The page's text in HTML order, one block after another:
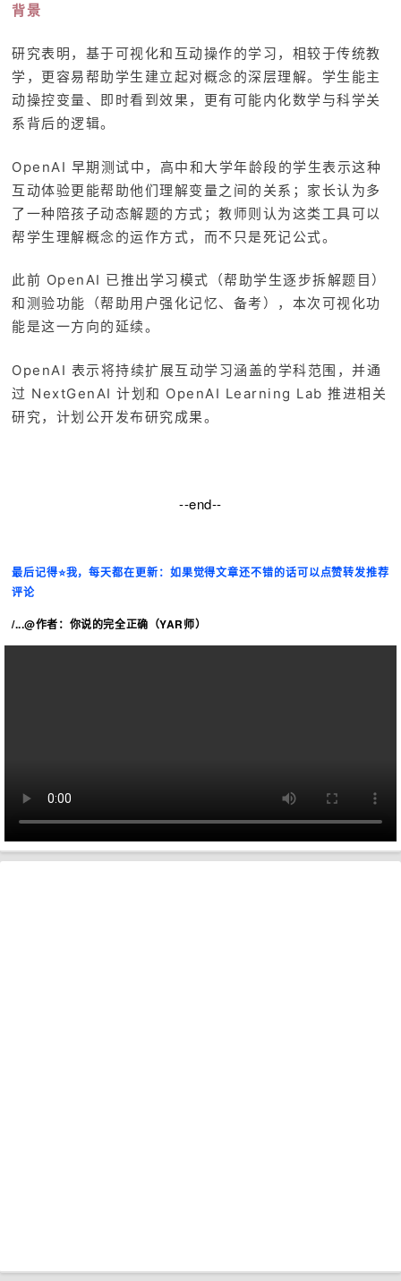
背景
研究表明，基于可视化和互动操作的学习，相较于传统教
学，更容易帮助学生建立起对概念的深层理解。学生能主
动操控变量、即时看到效果，更有可能内化数学与科学关
系背后的逻辑。
OpenAI 早期测试中，高中和大学年龄段的学生表示这种
互动体验更能帮助他们理解变量之间的关系；家长认为多
了一种陪孩子动态解题的方式；教师则认为这类工具可以
帮学生理解概念的运作方式，而不只是死记公式。
此前 OpenAI 已推出学习模式（帮助学生逐步拆解题目）
和测验功能（帮助用户强化记忆、备考），本次可视化功
能是这一方向的延续。
OpenAI 表示将持续扩展互动学习涵盖的学科范围，并通
过 NextGenAI 计划和 OpenAI Learning Lab 推进相关
研究，计划公开发布研究成果。
--end--
最后记得⭐️我，每天都在更新：如果觉得文章还不错的话可以点赞转发推荐
评论
/...@作者：你说的完全正确（YAR师）